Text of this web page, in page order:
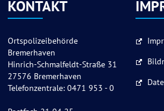
KONTAKT
Ortspolizeibehörde
Bremerhaven
Hinrich-Schmalfeldt-Straße 31
27576 Bremerhaven
Telefonzentrale: 0471 953 - 0